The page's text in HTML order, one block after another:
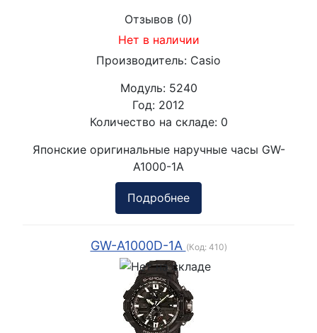
Отзывов (0)
Нет в наличии
Производитель: Casio
Модуль: 5240
Год: 2012
Количество на складе: 0
Японские оригинальные наручные часы GW-
A1000-1A
Подробнее
GW-A1000D-1A (Код: 410)